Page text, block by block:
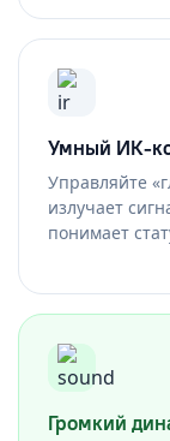
Умный ИК-
Управляйте
излучает
понимает
Громкий